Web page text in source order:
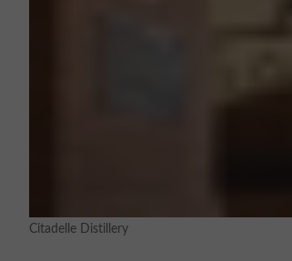
Citadelle Distillery